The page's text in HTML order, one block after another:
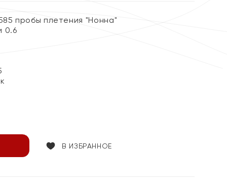
пробы плетения "Нонна"
0.6
В ИЗБРАННОЕ